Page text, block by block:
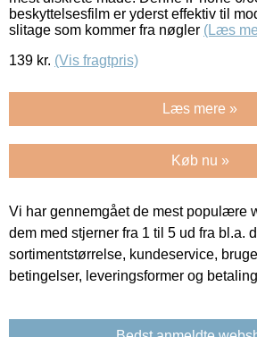
beskyttelsesfilm er yderst effektiv til
slitage som kommer fra nøgler (Læs
139 kr. (Vis fragtpris)
Læs mere »
Køb nu »
Vi har gennemgået de mest populære
dem med stjerner fra 1 til 5 ud fra bl.a.
sortimentstørrelse, kundeservice,
betingelser, leveringsformer og